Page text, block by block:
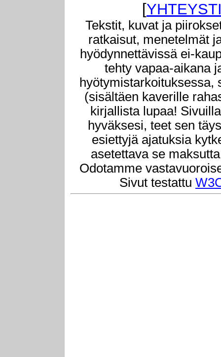
[
Tekstit, kuvat ja
ratkaisut, menetelmät
hyödynnettävissä ei-
tehty vapaa-aikana
(sisältäen kaverille
kirjallista lupaa!
hyväksesi, teet sen
esiettyjä ajatuksia
asetettava se
Odotamme
Sivut testattu